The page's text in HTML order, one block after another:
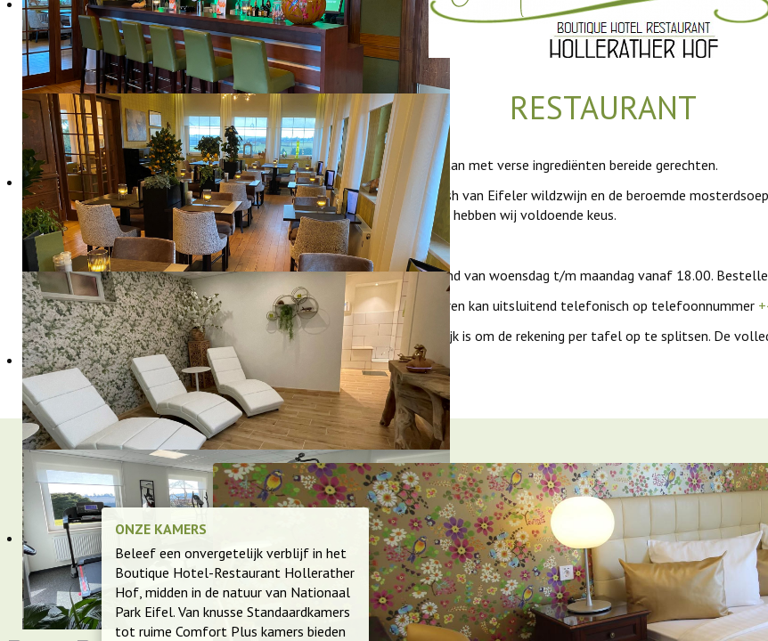
RESTAURANT
In ons à la carte restaurant serveren wij een ruime keuze aan met verse ingrediënten bereide gerechten.
Wij serveren naast streekproducten, zoals wildzwijngoulash van Eifeler wildzwijn en de beroemde
eigengemaakte Indonesische kipsaté. Ook voor vegetariers hebben wij voldoende keus.
Onze menukaart vind uhier .
Ons restaurant biedt plaats voor 30 personen en is geopend van woensdag t/m maandag vanaf 18.00.
Reserveren is voorniet hotelgasten noodzakelijk. Reserveren kan uitsluitend telefonisch op telefoonnummer
Wij willen u erop attent maken dat het helaas niet mogelijk is om de rekening per tafel op te splitsen. De
Wij waarderen uw begrip en medewerking.
ONZE KAMERS
Beleef een onvergetelijk verblijf in het
Boutique Hotel-Restaurant Hollerather
Hof, midden in de natuur van Nationaal
Park Eifel. Van knusse Standaardkamers
tot ruime Comfort Plus kamers bieden